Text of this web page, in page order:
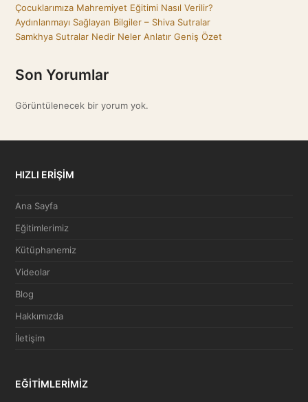
Çocuklarımıza Mahremiyet Eğitimi Nasıl Verilir?
Aydınlanmayı Sağlayan Bilgiler – Shiva Sutralar
Samkhya Sutralar Nedir Neler Anlatır Geniş Özet
Son Yorumlar
Görüntülenecek bir yorum yok.
HIZLI ERİŞİM
Ana Sayfa
Eğitimlerimiz
Kütüphanemiz
Videolar
Blog
Hakkımızda
İletişim
EĞİTİMLERİMİZ